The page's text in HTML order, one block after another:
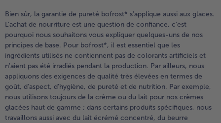
Bien sûr, la garantie de pureté bofrost* s'applique aussi aux glaces.
L'achat de nourriture est une question de confiance, c'est
pourquoi nous souhaitons vous expliquer quelques-uns de nos
principes de base. Pour bofrost*, il est essentiel que les
ingrédients utilisés ne contiennent pas de colorants artificiels et
n'aient pas été irradiés pendant la production. Par ailleurs, nous
appliquons des exigences de qualité très élevées en termes de
goût, d'aspect, d'hygiène, de pureté et de nutrition. Par exemple,
nous utilisons toujours de la crème ou du lait pour nos crèmes
glacées haut de gamme ; dans certains produits spécifiques, nous
travaillons aussi avec du lait écrémé concentré, du beurre